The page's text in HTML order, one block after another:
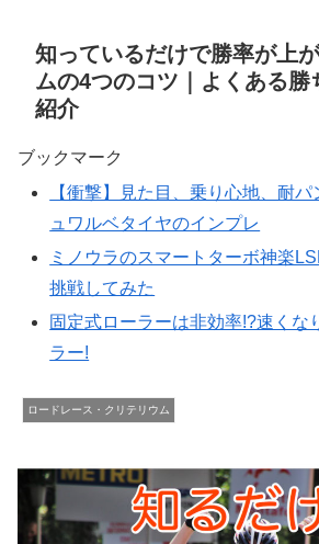
知っているだけで勝率が上
ムの4つのコツ｜よくある勝
紹介
ブックマーク
【衝撃】見た目、乗り心地、耐
ュワルベタイヤのインプレ
ミノウラのスマートターボ神楽
挑戦してみた
固定式ローラーは非効率!?速くな
ラー!
ロードレース・クリテリウム